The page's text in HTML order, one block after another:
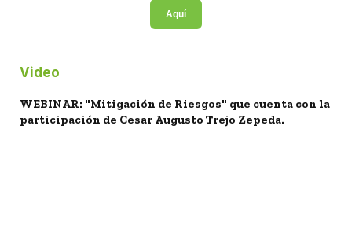
Aquí
Video
WEBINAR: "Mitigación de Riesgos" que cuenta con la
participación de Cesar Augusto Trejo Zepeda.